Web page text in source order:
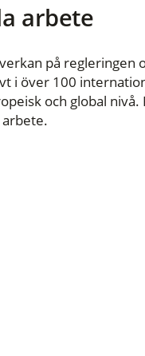
arbete
på regleringen
i över 100
och global nivå.